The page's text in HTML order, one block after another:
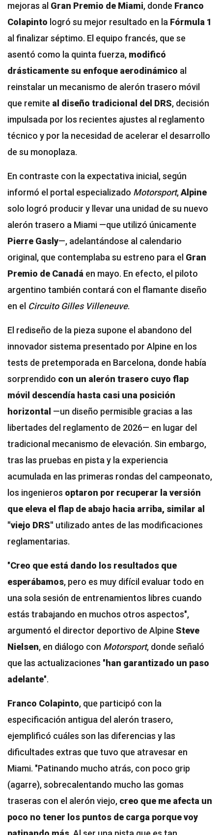
mejoras al Gran Premio de Miami, donde Franco
Colapinto logró su mejor resultado en la Fórmula 1
al finalizar séptimo. El equipo francés, que se
asentó como la quinta fuerza, modificó
drásticamente su enfoque aerodinámico al
reinstalar un mecanismo de alerón trasero móvil
que remite al diseño tradicional del DRS, decisión
impulsada por los recientes ajustes al reglamento
técnico y por la necesidad de acelerar el desarrollo
de su monoplaza.
En contraste con la expectativa inicial, según
informó el portal especializado Motorsport,Alpine
solo logró producir y llevar una unidad de su nuevo
alerón trasero a Miami —que utilizó únicamente
Pierre Gasly—, adelantándose al calendario
original, que contemplaba su estreno para el Gran
Premio de Canadá en mayo. En efecto, el piloto
argentino también contará con el flamante diseño
en el Circuito Gilles Villeneuve.
El rediseño de la pieza supone el abandono del
innovador sistema presentado por Alpine en los
tests de pretemporada en Barcelona, donde había
sorprendido con un alerón trasero cuyo flap
móvil descendía hasta casi una posición
horizontal —un diseño permisible gracias a las
libertades del reglamento de 2026— en lugar del
tradicional mecanismo de elevación. Sin embargo,
tras las pruebas en pista y la experiencia
acumulada en las primeras rondas del campeonato,
los ingenieros optaron por recuperar la versión
que eleva el flap de abajo hacia arriba, similar al
"viejo DRS" utilizado antes de las modificaciones
reglamentarias.
"Creo que está dando los resultados que
esperábamos, pero es muy difícil evaluar todo en
una sola sesión de entrenamientos libres cuando
estás trabajando en muchos otros aspectos",
argumentó el director deportivo de Alpine Steve
Nielsen, en diálogo con Motorsport, donde señaló
que las actualizaciones " han garantizado un paso
adelante".
Franco Colapinto, que participó con la
especificación antigua del alerón trasero,
ejemplificó cuáles son las diferencias y las
dificultades extras que tuvo que atravesar en
Miami. "Patinando mucho atrás, con poco grip
(agarre), sobrecalentando mucho las gomas
traseras con el alerón viejo, creo que me afecta un
poco no tener los puntos de carga porque voy